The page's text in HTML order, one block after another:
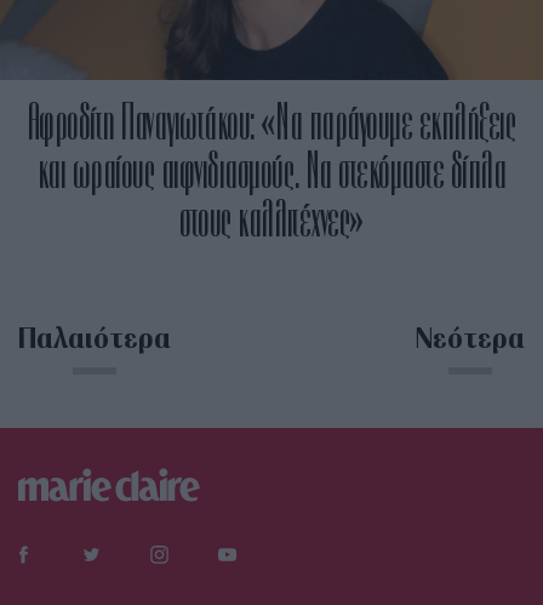
Αφροδίτη Παναγιωτάκου: «Να παράγουμε εκπλήξεις
και ωραίους αιφνιδιασμούς. Να στεκόμαστε δίπλα
στους καλλιτέχνες»
Παλαιότερα Νεότερα